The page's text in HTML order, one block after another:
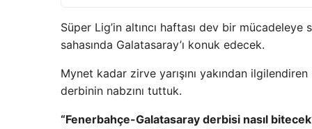
Süper Lig’in altıncı haftası dev bir
sahasında Galatasaray’ı konuk edecek.
Mynet kadar zirve yarışını yakından
derbinin nabzını tuttuk.
“Fenerbahçe-Galatasaray derbisi nasıl